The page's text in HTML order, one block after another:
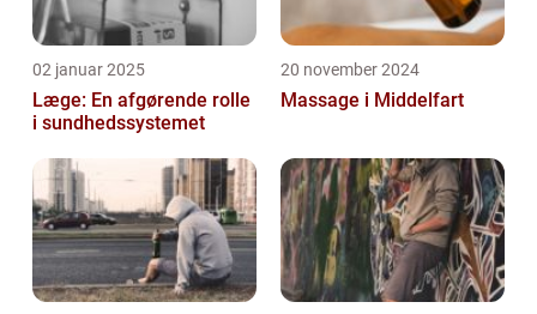
02 januar 2025
Læge: En afgørende rolle
i sundhedssystemet
20 november 2024
Massage i Middelfart